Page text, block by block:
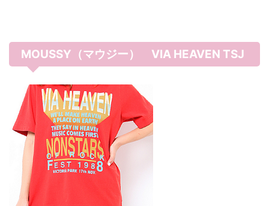
MOUSSY（マウジー） VIA HEAVEN TSJ